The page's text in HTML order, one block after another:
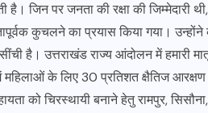
जिन पर जनता की रक्षा की जिम्मेदारी
कुचलने का प्रयास किया गया।
है। उत्तराखंड राज्य आंदोलन में हमारी
महिलाओं के लिए 30 प्रतिशत क्षैतिज
को चिरस्थायी बनाने हेतु रामपुर,